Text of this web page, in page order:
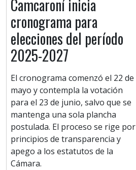
Camcaroní inicia
cronograma para
elecciones del período
2025-2027
El cronograma comenzó el 22 de
mayo y contempla la votación
para el 23 de junio, salvo que se
mantenga una sola plancha
postulada. El proceso se rige por
principios de transparencia y
apego a los estatutos de la
Cámara.